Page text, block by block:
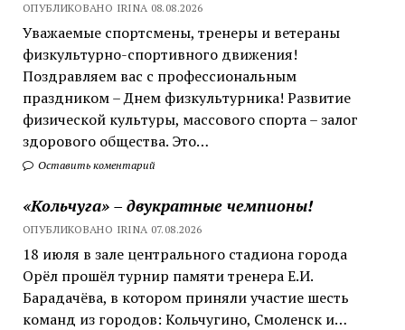
ОПУБЛИКОВАНО IRINA 08.08.2026
Уважаемые спортсмены, тренеры и ветераны
физкультурно-спортивного движения!
Поздравляем вас с профессиональным
праздником – Днем физкультурника! Развитие
физической культуры, массового спорта – залог
здорового общества. Это…
Оставить коментарий
«Кольчуга» – двукратные чемпионы!
ОПУБЛИКОВАНО IRINA 07.08.2026
18 июля в зале центрального стадиона города
Орёл прошёл турнир памяти тренера Е.И.
Барадачёва, в котором приняли участие шесть
команд из городов: Кольчугино, Смоленск и…